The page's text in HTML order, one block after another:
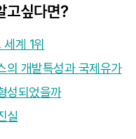
고싶다면?
계 1위
의 개발특성과 국제유가
성되었을까
실